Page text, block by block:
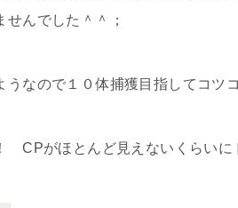
んでした＾＾；
なので１０体捕獲目指してコツ
CPがほとんど見えないくらいに